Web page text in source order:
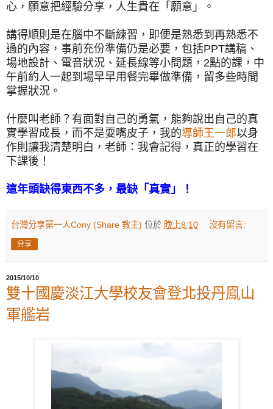
心，願意把經驗分享，人生貴在「願意」。
講得順則是在腦中不斷練習，即便是熟悉到再熟悉不
過的內容，事前充份準備仍是必要，包括PPT講稿、
場地設計、電音狀況、延長線等小問題，2點的課，中
午前約人一起到場早早用餐完畢做準備，留多些時間
掌握狀況。
什麼叫老師？有面對自己的勇氣，能夠說出自己的真
實學習成長，而不是耍嘴皮子，我的導師王一郎以身
作則讓我清楚明白，老師：我會記得，真正的學習在
下課後！
這年頭缺得東西不多，最缺「真實」！
台灣分享第一人Cony (Share 教主) 位於 晚上8:10 沒有留言:
分享
2015/10/10
雙十國慶淡江大學校友會登北投丹鳯山
軍艦岩